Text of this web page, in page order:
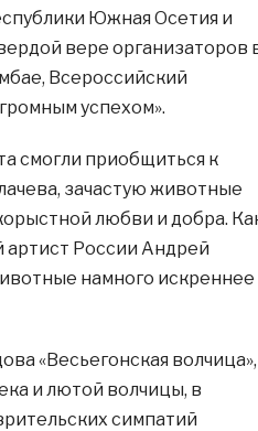
Южная Осетия и
вере организаторов
Всероссийский
успехом».
смогли приобщиться к
зачастую животные
любви и добра.
России Андрей
намного искреннее
«Весьегонская волчица»,
и лютой волчицы, в
симпатий